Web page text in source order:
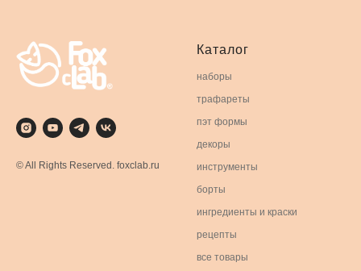
© All Rights Reserved. foxclab.ru
Каталог
наборы
трафареты
пэт формы
декоры
инструменты
борты
ингредиенты и краски
рецепты
все товары